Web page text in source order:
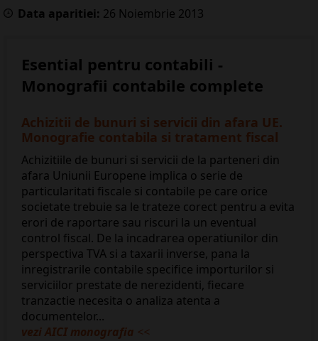
Data aparitiei: 26 Noiembrie 2013
Esential pentru contabili -
Monografii contabile complete
Achizitii de bunuri si servicii din afara UE.
Monografie contabila si tratament fiscal
Achizitiile de bunuri si servicii de la parteneri din
afara Uniunii Europene implica o serie de
particularitati fiscale si contabile pe care orice
societate trebuie sa le trateze corect pentru a evita
erori de raportare sau riscuri la un eventual
control fiscal. De la incadrarea operatiunilor din
perspectiva TVA si a taxarii inverse, pana la
inregistrarile contabile specifice importurilor si
serviciilor prestate de nerezidenti, fiecare
tranzactie necesita o analiza atenta a
documentelor...
vezi AICI monografia <<